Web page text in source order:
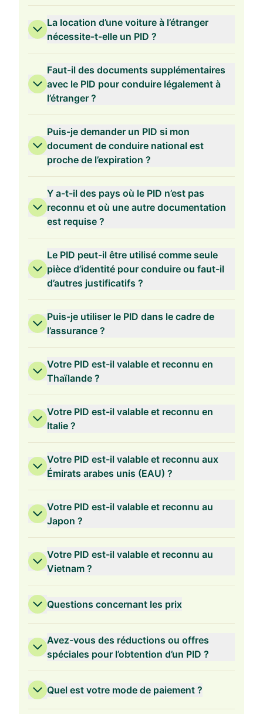
La location d’une voiture à l’étranger
nécessite-t-elle un PID ?
Faut-il des documents supplémentaires
avec le PID pour conduire légalement à
l’étranger ?
Puis-je demander un PID si mon
document de conduire national est
proche de l’expiration ?
Y a-t-il des pays où le PID n’est pas
reconnu et où une autre documentation
est requise ?
Le PID peut-il être utilisé comme seule
pièce d’identité pour conduire ou faut-il
d’autres justificatifs ?
Puis-je utiliser le PID dans le cadre de
l’assurance ?
Votre PID est-il valable et reconnu en
Thaïlande ?
Votre PID est-il valable et reconnu en
Italie ?
Votre PID est-il valable et reconnu aux
Émirats arabes unis (EAU) ?
Votre PID est-il valable et reconnu au
Japon ?
Votre PID est-il valable et reconnu au
Vietnam ?
Questions concernant les prix
Validité de 3 ans
Avez-vous des réductions ou offres
spéciales pour l’obtention d’un PID ?
Quel est votre mode de paiement ?